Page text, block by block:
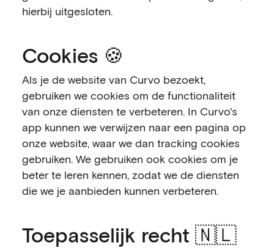
hierbij uitgesloten.
Cookies 🍪
Als je de website van Curvo bezoekt,
gebruiken we cookies om de functionaliteit
van onze diensten te verbeteren. In Curvo's
app kunnen we verwijzen naar een pagina op
onze website, waar we dan tracking cookies
gebruiken. We gebruiken ook cookies om je
beter te leren kennen, zodat we de diensten
die we je aanbieden kunnen verbeteren.
Toepasselijk recht 🇳🇱